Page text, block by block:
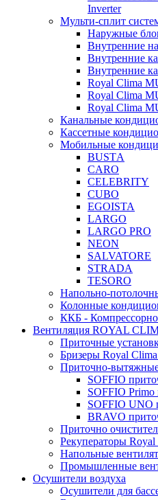
Inverter
Мульти-сплит
Наружные
Внутренние
Внутренние
Внутренние
Royal Clima
Royal Clima
Royal Clima
Канальные
Кассетные
Мобильные
BUSTА
CARO
CELEBRITY
CUBO
EGOISTA
LARGO
LARGO PRO
NEON
SALVATORE
STRADA
TESORO
Напольно-
Колонные
ККБ -
Вентиляция ROYAL
Приточные
Бризеры Royal
Приточно-
SOFFIO
SOFFIO
SOFFIO UNO
BRAVO
Приточно
Рекуператоры Royal
Напольные
Промышленные
Осушители воздуха
Осушители для